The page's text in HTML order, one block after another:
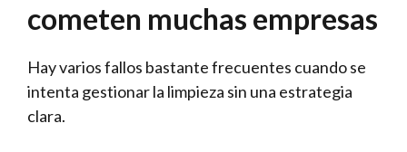
cometen muchas empresas
Hay varios fallos bastante frecuentes cuando se
intenta gestionar la limpieza sin una estrategia
clara.